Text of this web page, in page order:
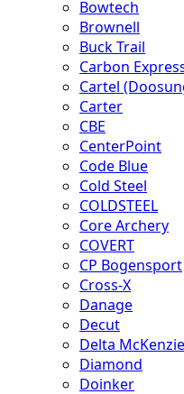
Bowtech
Brownell
Buck Trail
Carbon
Cartel
Carter
CBE
CenterPoint
Code Blue
Cold Steel
COLDSTEEL
Core Archery
COVERT
CP Bogensport
Cross-X
Danage
Decut
Delta
Diamond
Doinker